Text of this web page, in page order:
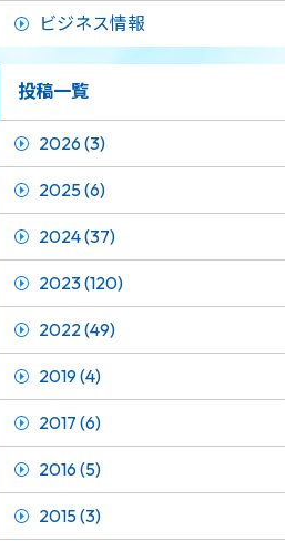
ビジネス情報
投稿一覧
2026 (3)
2025 (6)
2024 (37)
2023 (120)
2022 (49)
2019 (4)
2017 (6)
2016 (5)
2015 (3)